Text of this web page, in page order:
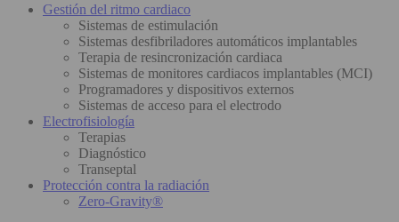
Gestión del ritmo cardiaco
Sistemas de estimulación
Sistemas desfibriladores automáticos implantables
Terapia de resincronización cardiaca
Sistemas de monitores cardiacos implantables (MCI)
Programadores y dispositivos externos
Sistemas de acceso para el electrodo
Electrofisiología
Terapias
Diagnóstico
Transeptal
Protección contra la radiación
Zero-Gravity®